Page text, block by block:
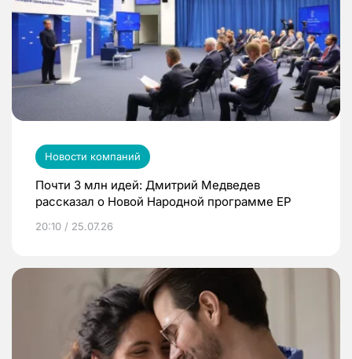
Новости компаний
Почти 3 млн идей: Дмитрий Медведев
рассказал о Новой Народной программе ЕР
20:10 / 25.07.26